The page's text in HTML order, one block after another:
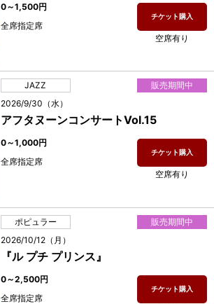
0～1,500円
全席指定席
チケット購入
空席有り
JAZZ
2026/9/30（水）
販売期間中
アフタヌーンコンサートVol.15
0～1,000円
全席指定席
チケット購入
空席有り
ポピュラー
2026/10/12（月）
販売期間中
『ル プチ プリンス』
0～2,500円
全席指定席
チケット購入